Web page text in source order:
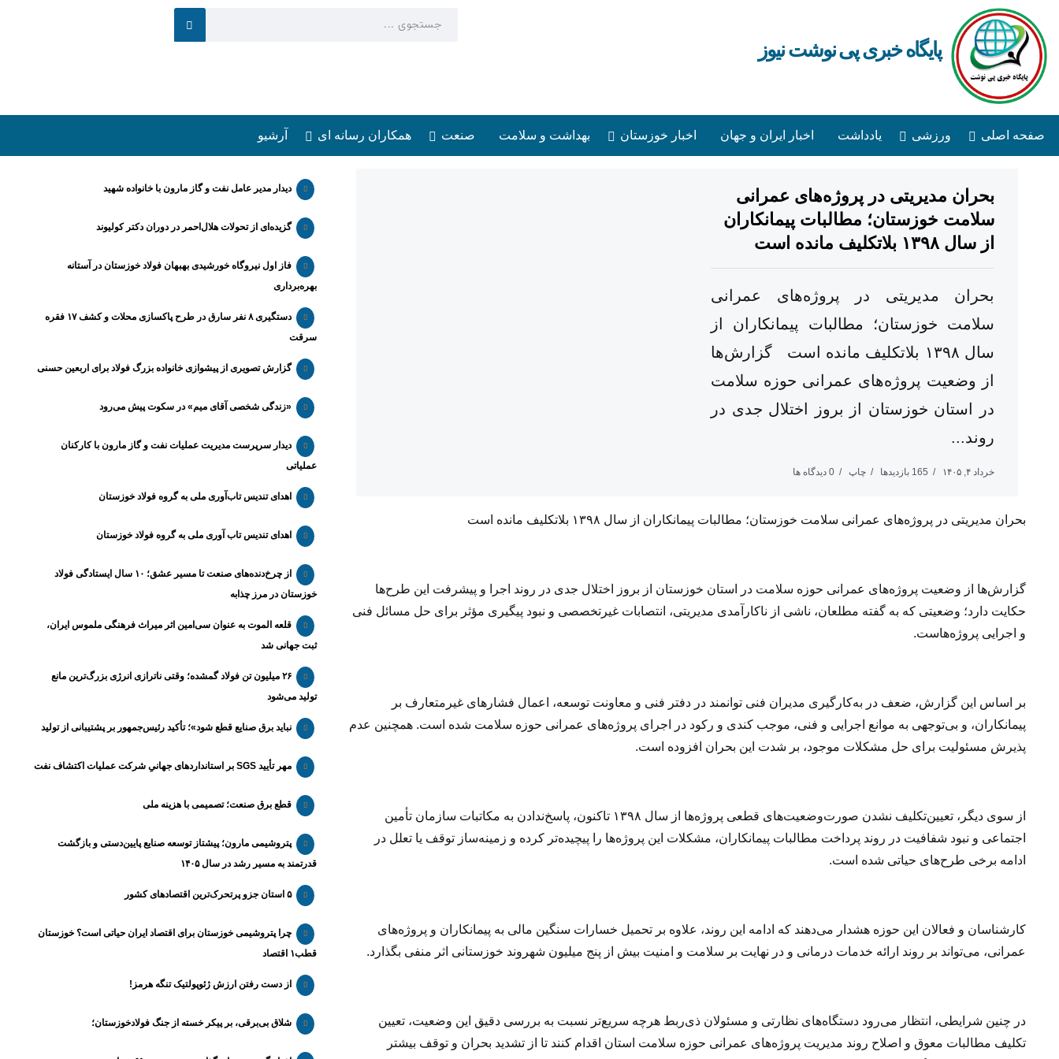
پایگاه خبری پی نوشت نیوز
صفحه اصلی ورزشی یادداشت اخبار ایران و جهان اخبار خوزستان بهداشت و سلامت صنعت همکاران رسانه ای آرشیو
بحران مدیریتی در پروژه‌های عمرانی
سلامت خوزستان؛ مطالبات پیمانکاران
از سال ۱۳۹۸ بلاتکلیف مانده است
بحران مدیریتی در پروژه‌های عمرانی
سلامت خوزستان؛ مطالبات پیمانکاران از
سال ۱۳۹۸ بلاتکلیف مانده است گزارش‌ها
از وضعیت پروژه‌های عمرانی حوزه سلامت
در استان خوزستان از بروز اختلال جدی در
روند...
خرداد ۴, ۱۴۰۵ 165 بازدیدها چاپ 0 دیدگاه ها
بحران مدیریتی در پروژه‌های عمرانی سلامت خوزستان؛ مطالبات پیمانکاران از سال ۱۳۹۸ بلاتکلیف مانده است
گزارش‌ها از وضعیت پروژه‌های عمرانی حوزه سلامت در استان خوزستان از بروز اختلال جدی در روند اجرا و پیشرفت این طرح‌ها
حکایت دارد؛ وضعیتی که به گفته مطلعان، ناشی از ناکارآمدی مدیریتی، انتصابات غیرتخصصی و نبود پیگیری مؤثر برای حل مسائل فنی
و اجرایی پروژه‌هاست.
بر اساس این گزارش، ضعف در به‌کارگیری مدیران فنی توانمند در دفتر فنی و معاونت توسعه، اعمال فشارهای غیرمتعارف بر
پیمانکاران، و بی‌توجهی به موانع اجرایی و فنی، موجب کندی و رکود در اجرای پروژه‌های عمرانی حوزه سلامت شده است. همچنین عدم
پذیرش مسئولیت برای حل مشکلات موجود، بر شدت این بحران افزوده است.
از سوی دیگر، تعیین‌تکلیف نشدن صورت‌وضعیت‌های قطعی پروژه‌ها از سال ۱۳۹۸ تاکنون، پاسخ‌ندادن به مکاتبات سازمان تأمین
اجتماعی و نبود شفافیت در روند پرداخت مطالبات پیمانکاران، مشکلات این پروژه‌ها را پیچیده‌تر کرده و زمینه‌ساز توقف یا تعلل در
ادامه برخی طرح‌های حیاتی شده است.
کارشناسان و فعالان این حوزه هشدار می‌دهند که ادامه این روند، علاوه بر تحمیل خسارات سنگین مالی به پیمانکاران و پروژه‌های
عمرانی، می‌تواند بر روند ارائه خدمات درمانی و در نهایت بر سلامت و امنیت بیش از پنج میلیون شهروند خوزستانی اثر منفی بگذارد.
در چنین شرایطی، انتظار می‌رود دستگاه‌های نظارتی و مسئولان ذی‌ربط هرچه سریع‌تر نسبت به بررسی دقیق این وضعیت، تعیین
تکلیف مطالبات معوق و اصلاح روند مدیریت پروژه‌های عمرانی حوزه سلامت استان اقدام کنند تا از تشدید بحران و توقف بیشتر
دیدار مدیر عامل نفت و گاز مارون با خانواده شهید
گزیده‌ای از تحولات هلال‌احمر در دوران دکتر کولیوند
فاز اول نیروگاه خورشیدی بهبهان فولاد خوزستان در آستانه
بهره‌برداری
دستگیری ۸ نفر سارق در طرح پاکسازی محلات و کشف ۱۷ فقره
سرقت
گزارش تصویری از پیشوازی خانواده بزرگ فولاد برای اربعین حسنی
«زندگی شخصی آقای میم» در سکوت پیش می‌رود
دیدار سرپرست مدیریت عملیات نفت و گاز مارون با کارکنان
عملیاتی
اهدای تندیس تاب‌آوری ملی به گروه فولاد خوزستان
اهدای تندیس تاب آوری ملی به گروه فولاد خوزستان
از چرخ‌دنده‌های صنعت تا مسیر عشق؛ ۱۰ سال ایستادگی فولاد
خوزستان در مرز چذابه
قلعه الموت به عنوان سی‌امین اثر میراث‌ فرهنگی ملموس ایران،
ثبت جهانی شد
۲۶ میلیون تن فولاد گمشده؛ وقتی ناترازی انرژی بزرگ‌ترین مانع
تولید می‌شود
نباید برق صنایع قطع شود»؛ تأکید رئیس‌جمهور بر پشتیبانی از تولید
مهر تأیید SGS بر استانداردهای جهانیِ شرکت عملیات اکتشاف نفت
قطع برق صنعت؛ تصمیمی با هزینه ملی
پتروشیمی مارون؛ پیشتاز توسعه صنایع پایین‌دستی و بازگشت
قدرتمند به مسیر رشد در سال ۱۴۰۵
۵ استان جزو پرتحرک‌ترین اقتصاد‌های کشور
چرا پتروشیمی خوزستان برای اقتصاد ایران حیاتی است؟ خوزستان
قطب۱ اقتصاد
از دست رفتن ارزش ژئوپولتیک تنگه هرمز!
شلاق‌ بی‌برقی، بر پیکر خسته‌ از جنگ فولادخوزستان؛